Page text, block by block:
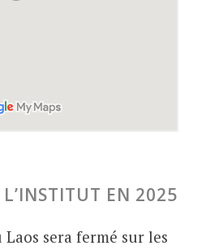
L’INSTITUT EN 2025
sera fermé sur les